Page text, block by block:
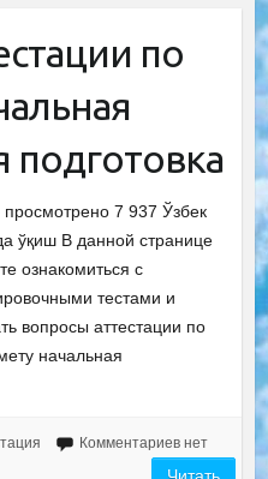
по
7 937 Ўзбек
ўқиш В данной странице
ознакомиться с
тестами и
вопросы аттестации по
начальная
Комментариев нет